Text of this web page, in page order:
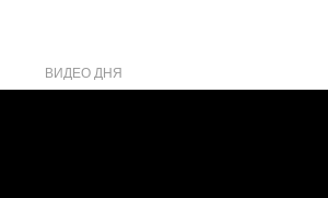
ВИДЕО ДНЯ